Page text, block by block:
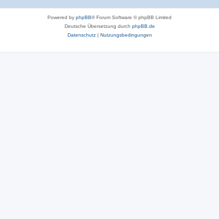
Powered by phpBB® Forum Software © phpBB Limited
Deutsche Übersetzung durch phpBB.de
Datenschutz| Nutzungsbedingungen